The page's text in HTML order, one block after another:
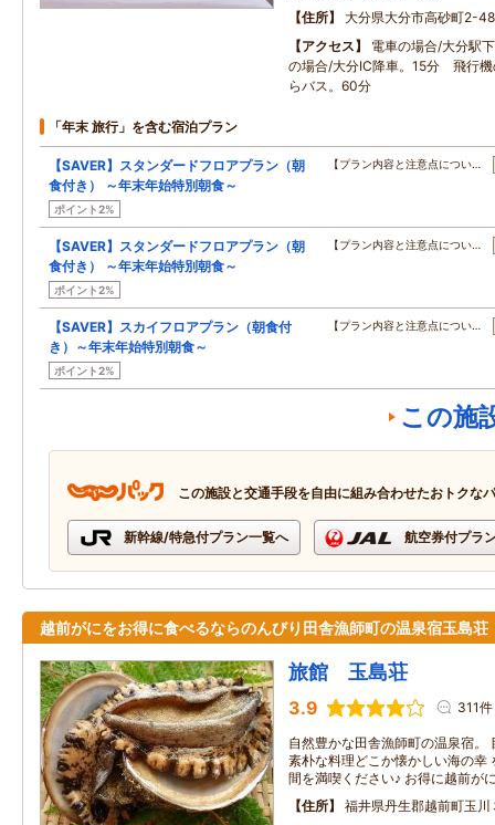
住所
大分県大分市高砂町2-48
アクセス
電車の場合/大分駅
の場合/大分IC降車。15分 飛行機
らバス。60分
「年末 旅行」を含む宿泊プラン
【SAVER】スタンダードフロアプラン（朝
食付き） ～年末年始特別朝食～
ポイント2%
【プラン内容と注意点につい…
【SAVER】スタンダードフロアプラン（朝
食付き） ～年末年始特別朝食～
ポイント2%
【プラン内容と注意点につい…
【SAVER】スカイフロアプラン（朝食付
き）～年末年始特別朝食～
ポイント2%
【プラン内容と注意点につい…
この施
この施設と交通手段を自由に組み合わせたおトクな
新幹線/特急付プラン一覧へ 航空券付プラ
越前がにをお得に食べるならのんびり田舎漁師町の温泉宿玉島荘
旅館 玉島荘
3.9 311件
自然豊かな田舎漁師町の温泉宿。
素朴な料理どこか懐かしい海の幸
間を満喫ください♪ お得に越前が
住所
福井県丹生郡越前町玉川